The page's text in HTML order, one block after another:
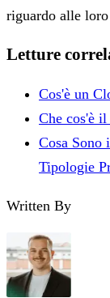
riguardo alle
Letture
Cos'è un
Che cos'è
Cosa Sono
Tipologie
Written By